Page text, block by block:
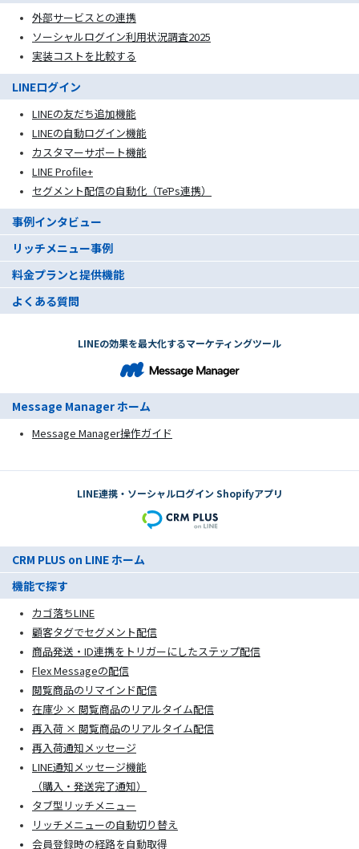
外部サービスとの連携
ソーシャルログイン利用状況調査2025
実装コストを比較する
LINEログイン
LINEの友だち追加機能
LINEの自動ログイン機能
カスタマーサポート機能
LINE Profile+
セグメント配信の自動化（TēPs連携）
事例インタビュー
リッチメニュー事例
料金プランと提供機能
よくある質問
LINEの効果を最大化するマーケティングツール
Message Manager ホーム
Message Manager操作ガイド
LINE連携・ソーシャルログイン Shopifyアプリ
CRM PLUS on LINE ホーム
機能で探す
カゴ落ちLINE
顧客タグでセグメント配信
商品発送・ID連携をトリガーにしたステップ配信
Flex Messageの配信
閲覧商品のリマインド配信
在庫少 × 閲覧商品のリアルタイム配信
再入荷 × 閲覧商品のリアルタイム配信
再入荷通知メッセージ
LINE通知メッセージ機能
（購入・発送完了通知）
タブ型リッチメニュー
リッチメニューの自動切り替え
会員登録時の経路を自動取得